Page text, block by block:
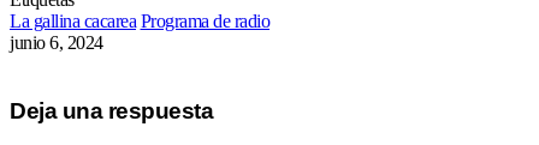
La gallina cacarea Programa de radio
junio 6, 2024
Deja una respuesta